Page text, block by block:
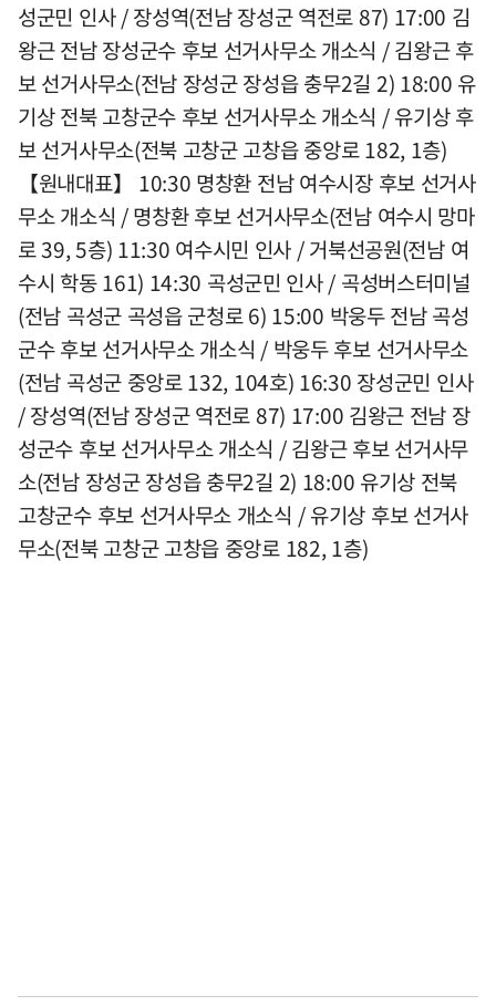
성군민 인사 / 장성역(전남 장성군 역전로 87) 17:00 김
왕근 전남 장성군수 후보 선거사무소 개소식 / 김왕근 후
보 선거사무소(전남 장성군 장성읍 충무2길 2) 18:00 유
기상 전북 고창군수 후보 선거사무소 개소식 / 유기상 후
보 선거사무소(전북 고창군 고창읍 중앙로 182, 1층)
【원내대표】 10:30 명창환 전남 여수시장 후보 선거사
무소 개소식 / 명창환 후보 선거사무소(전남 여수시 망마
로 39, 5층) 11:30 여수시민 인사 / 거북선공원(전남 여
수시 학동 161) 14:30 곡성군민 인사 / 곡성버스터미널
(전남 곡성군 곡성읍 군청로 6) 15:00 박웅두 전남 곡성
군수 후보 선거사무소 개소식 / 박웅두 후보 선거사무소
(전남 곡성군 중앙로 132, 104호) 16:30 장성군민 인사
/ 장성역(전남 장성군 역전로 87) 17:00 김왕근 전남 장
성군수 후보 선거사무소 개소식 / 김왕근 후보 선거사무
소(전남 장성군 장성읍 충무2길 2) 18:00 유기상 전북
고창군수 후보 선거사무소 개소식 / 유기상 후보 선거사
무소(전북 고창군 고창읍 중앙로 182, 1층)